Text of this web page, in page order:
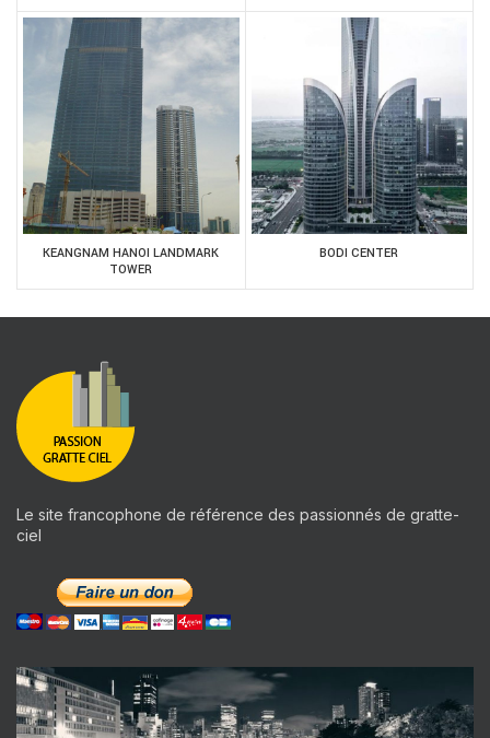
KEANGNAM HANOI LANDMARK
TOWER
BODI CENTER
Le site francophone de référence des passionnés de gratte-
ciel